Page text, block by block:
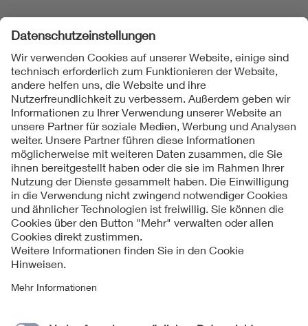
Folgen Sie uns
Kontakte
Service
Impressum
Datenschutzinformationen
Cookie Hinweise